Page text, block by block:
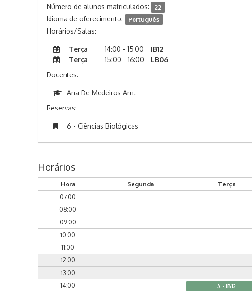
Número de alunos matriculados: 22
Idioma de oferecimento: Português
Horários/Salas:
Terça 14:00 - 15:00
IB12
Terça
15:00 - 16:00
LB06
Docentes:
Ana De Medeiros Arnt
Reservas:
6 - Ciências Biológicas
Horários
Hora Segunda Terça
07:00
08:00
09:00
10:00
11:00
12:00
13:00
14:00
A - IB12